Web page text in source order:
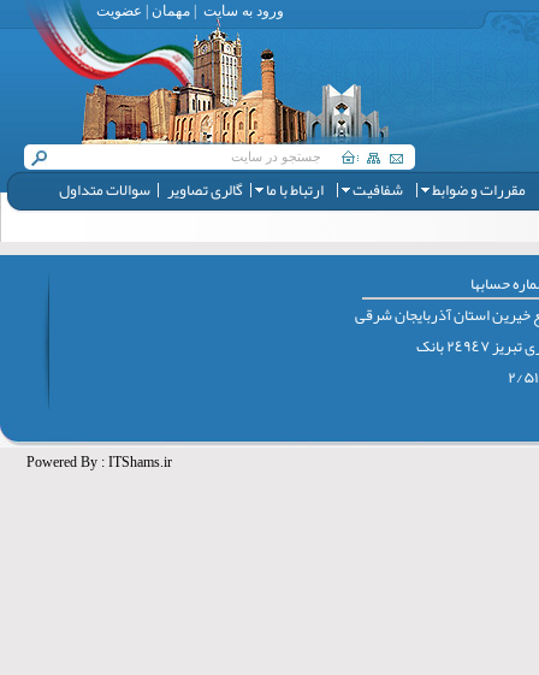
ورود به سایت مهمان عضویت
مقررات و ضوابط شفافیت ارتباط با ما گالری تصاویر سوالات متداول
حسابها
استان آذربايجان شرقی
بانک
Powered By : ITShams.ir